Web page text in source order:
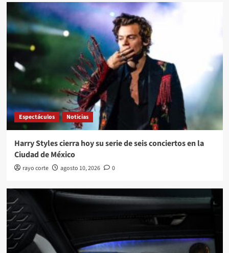
Espectáculos Noticias
Harry Styles cierra hoy su serie de seis conciertos en la
Ciudad de México
rayo corte agosto 10, 2026 0